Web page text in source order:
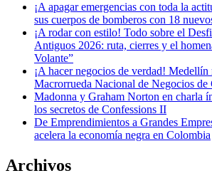
¡A apagar emergencias con toda la
sus cuerpos de bomberos con 18
¡A rodar con estilo! Todo sobre el
Antiguos 2026: ruta, cierres y el
Volante”
¡A hacer negocios de verdad! Medellín
Macrorrueda Nacional de Negocios
Madonna y Graham Norton en charla
los secretos de Confessions II
De Emprendimientos a Grandes
acelera la economía negra en Colombia
Archivos